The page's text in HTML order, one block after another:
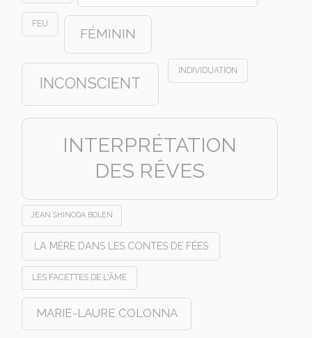
FEU
FÉMININ
INCONSCIENT
INDIVIDUATION
INTERPRÉTATION
DES RÊVES
JEAN SHINODA BOLEN
LA MÈRE DANS LES CONTES DE FÉES
LES FACETTES DE L'ÂME
MARIE-LAURE COLONNA